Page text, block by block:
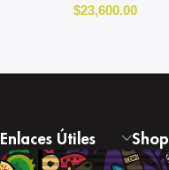
$23,600.00
Enlaces Útiles Shop